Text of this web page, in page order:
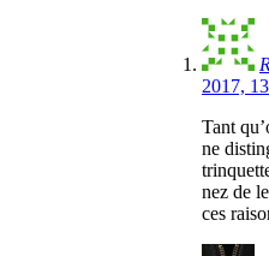
2017,
Tant
ne
nez de
ces